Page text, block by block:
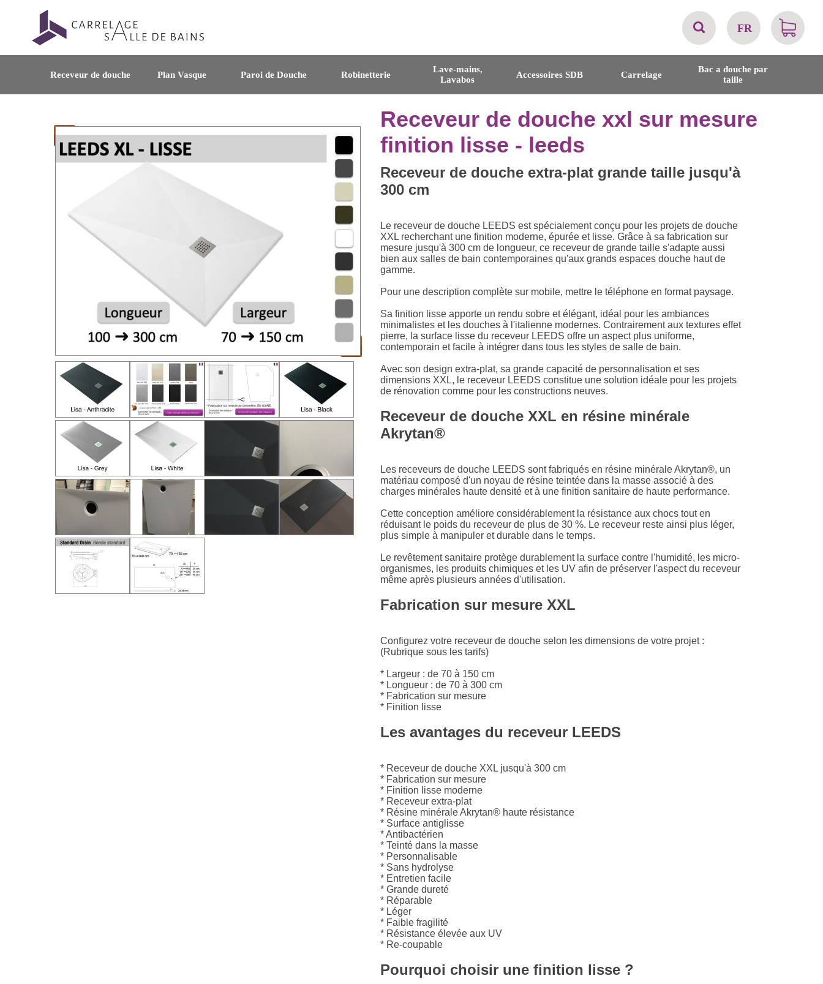
FR
BE
CH
EN
NL
Receveur de douche Plan Vasque Paroi de Douche Robinetterie
Lave-mains,
Lavabos
Accessoires SDB Carrelage
Bac a douche par
taille
Receveur de douche xxl sur mesure
finition lisse - leeds
Receveur de douche extra-plat grande taille jusqu'à
300 cm
Le receveur de douche LEEDS est spécialement conçu pour les projets de douche
XXL recherchant une finition moderne, épurée et lisse. Grâce à sa fabrication sur
mesure jusqu'à 300 cm de longueur, ce receveur de grande taille s'adapte aussi
bien aux salles de bain contemporaines qu'aux grands espaces douche haut de
gamme.
Pour une description complète sur mobile, mettre le téléphone en format paysage.
Sa finition lisse apporte un rendu sobre et élégant, idéal pour les ambiances
minimalistes et les douches à l'italienne modernes. Contrairement aux textures effet
pierre, la surface lisse du receveur LEEDS offre un aspect plus uniforme,
contemporain et facile à intégrer dans tous les styles de salle de bain.
Avec son design extra-plat, sa grande capacité de personnalisation et ses
dimensions XXL, le receveur LEEDS constitue une solution idéale pour les projets
de rénovation comme pour les constructions neuves.
Receveur de douche XXL en résine minérale
Akrytan®
Les receveurs de douche LEEDS sont fabriqués en résine minérale Akrytan®, un
matériau composé d'un noyau de résine teintée dans la masse associé à des
charges minérales haute densité et à une finition sanitaire de haute performance.
Cette conception améliore considérablement la résistance aux chocs tout en
réduisant le poids du receveur de plus de 30 %. Le receveur reste ainsi plus léger,
plus simple à manipuler et durable dans le temps.
Le revêtement sanitaire protège durablement la surface contre l'humidité, les micro-
organismes, les produits chimiques et les UV afin de préserver l'aspect du receveur
même après plusieurs années d'utilisation.
Fabrication sur mesure XXL
Configurez votre receveur de douche selon les dimensions de votre projet :
(Rubrique sous les tarifs)
* Largeur : de 70 à 150 cm
* Longueur : de 70 à 300 cm
* Fabrication sur mesure
* Finition lisse
Les avantages du receveur LEEDS
* Receveur de douche XXL jusqu'à 300 cm
* Fabrication sur mesure
* Finition lisse moderne
* Receveur extra-plat
* Résine minérale Akrytan® haute résistance
* Surface antiglisse
* Antibactérien
* Teinté dans la masse
* Personnalisable
* Sans hydrolyse
* Entretien facile
* Grande dureté
* Réparable
* Léger
* Faible fragilité
* Résistance élevée aux UV
* Re-coupable
Pourquoi choisir une finition lisse ?